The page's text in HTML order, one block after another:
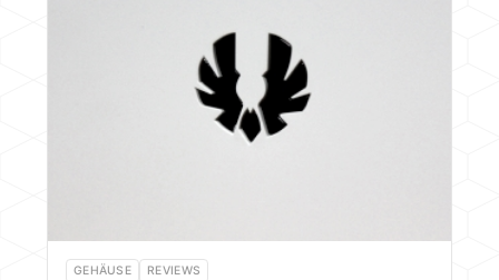
GEHÄUSE REVIEWS